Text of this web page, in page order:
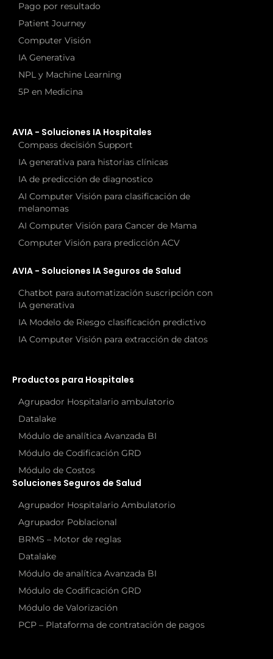
Pago por resultado
Patient Journey
Computer Visión
IA Generativa
NPL y Machine Learning
5P en Medicina
AVIA - Soluciones IA Hospitales
Compass decisión Support
IA generativa para historias clínicas
IA de predicción de diagnostico
AI Computer Visión para clasificación de
melanomas
AI Computer Visión para Cancer de Mama
Computer Visión para predicción ACV
AVIA - Soluciones IA Seguros de Salud
Chatbot para automatización suscripción con
IA generativa
IA Modelo de Riesgo clasificación predictivo
IA Computer Visión para extracción de datos
Productos para Hospitales
Agrupador Hospitalario ambulatorio
Datalake
Módulo de analítica Avanzada BI
Módulo de Codificación GRD
Módulo de Costos
Soluciones Seguros de Salud
Agrupador Hospitalario Ambulatorio
Agrupador Poblacional
BRMS – Motor de reglas
Datalake
Módulo de analítica Avanzada BI
Módulo de Codificación GRD
Módulo de Valorización
PCP – Plataforma de contratación de pagos